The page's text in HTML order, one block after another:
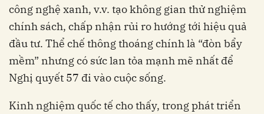
công nghệ xanh, v.v. tạo không gian thử nghiệm
chính sách, chấp nhận rủi ro hướng tới hiệu quả
đầu tư. Thể chế thông thoáng chính là “đòn bẩy
mềm” nhưng có sức lan tỏa mạnh mẽ nhất để
Nghị quyết 57 đi vào cuộc sống.
Kinh nghiệm quốc tế cho thấy, trong phát triển